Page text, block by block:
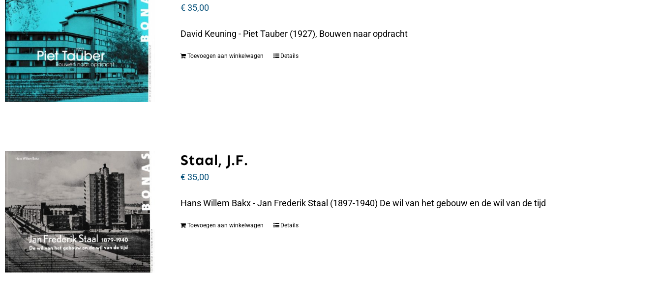
€35,00
David Keuning - Piet Tauber (1927), Bouwen naar opdracht
Toevoegen aan winkelwagen Details
Staal, J.F.
€35,00
Hans Willem Bakx - Jan Frederik Staal (1897-1940) De wil van het gebouw en de wil van de tijd
Toevoegen aan winkelwagen Details